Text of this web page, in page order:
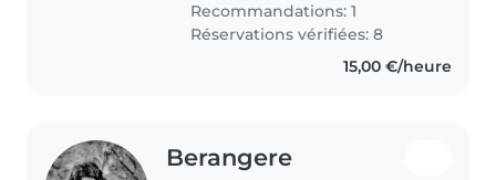
Recommandations: 1
Réservations vérifiées: 8
15,00 €/heure
Berangere